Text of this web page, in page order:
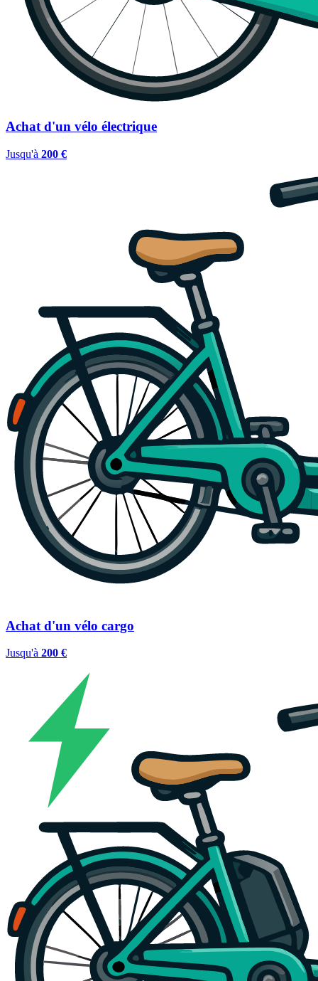
Achat d'un vélo électrique
Jusqu'à 200 €
Achat d'un vélo cargo
Jusqu'à 200 €